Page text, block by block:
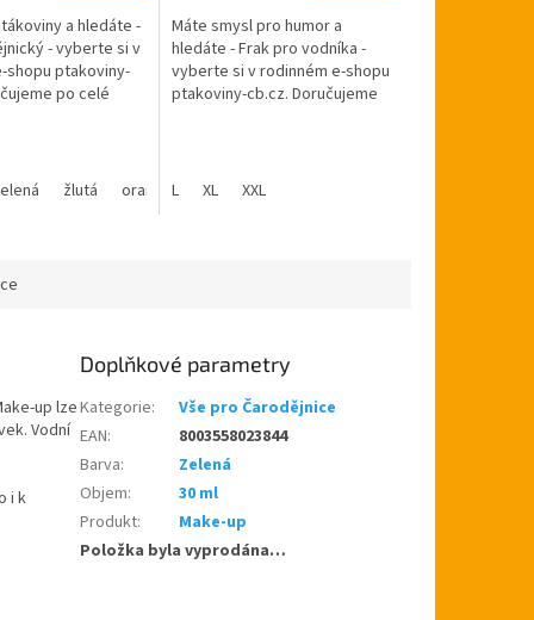
a hledáte -
- vyberte si v
shopu ptakoviny-
po celé
žlutá oranžová
z
5
hvězdiček.
Máte smysl pro humor a
hledáte - Frak pro vodníka -
vyberte si v rodinném e-shopu
ptakoviny-cb.cz. Doručujeme
L
XL XXL
up lze
Vodní
i k
Doplňkové parametry
Kategorie:
Vše pro Čarodějnice
EAN:
8003558023844
Barva:
Zelená
Objem:
30 ml
Produkt:
Make-up
Položka byla vyprodána…